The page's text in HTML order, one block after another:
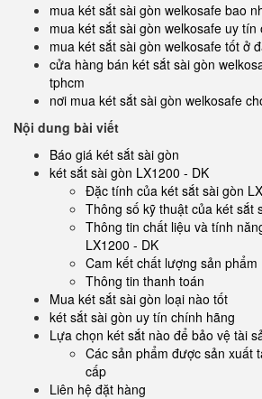
mua két sắt sài gòn welkosafe bao
mua két sắt sài gòn welkosafe uy tín
mua két sắt sài gòn welkosafe tốt ở
cửa hàng bán két sắt sài gòn
tphcm
nơi mua két sắt sài gòn welkosafe
Nội dung bài viết
Báo giá két sắt sài gòn
két sắt sài gòn LX1200 - DK
Đặc tính của két sắt sài gòn
Thông số kỹ thuật của két sắt
Thông tin chất liệu và tính
LX1200 - DK
Cam kết chất lượng sản phẩm
Thông tin thanh toán
Mua két sắt sài gòn loại nào tốt
két sắt sài gòn uy tín chính hãng
Lựa chọn két sắt nào để bảo vệ tài
Các sản phẩm được sản xuất
cấp
Liên hệ đặt hàng